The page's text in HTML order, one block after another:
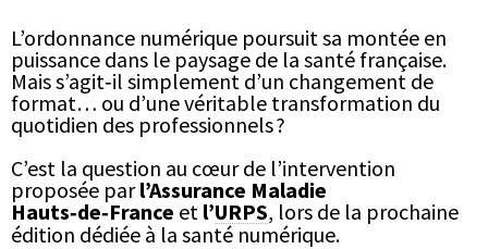
L’ordonnance numérique poursuit sa montée en
puissance dans le paysage de la santé française.
Mais s’agit‑il simplement d’un changement de
format… ou d’une véritable transformation du
quotidien des professionnels ?
C’est la question au cœur de l’intervention
proposée parl’Assurance Maladie
Hauts‑de‑France et l’URPS, lors de la prochaine
édition dédiée à la santé numérique.